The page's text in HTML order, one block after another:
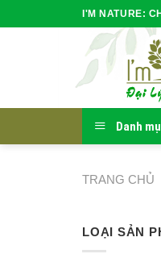
to
I'M NATURE:
Danh
TRANG CHỦ
LOẠI SẢN